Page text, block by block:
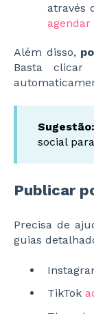
através
Além disso,
Basta clicar
Sugestão:
social
Publicar
Precisa de
guias
TikTok